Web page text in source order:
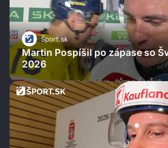
Šport.sk
Martin Pospíšil po zápase so
2026